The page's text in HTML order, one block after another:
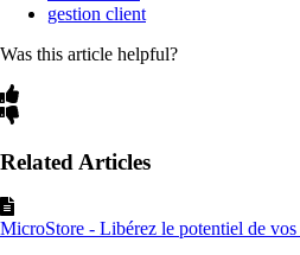
gestion client
Was this article helpful?
Related Articles
MicroStore - Libérez le potentiel de vos